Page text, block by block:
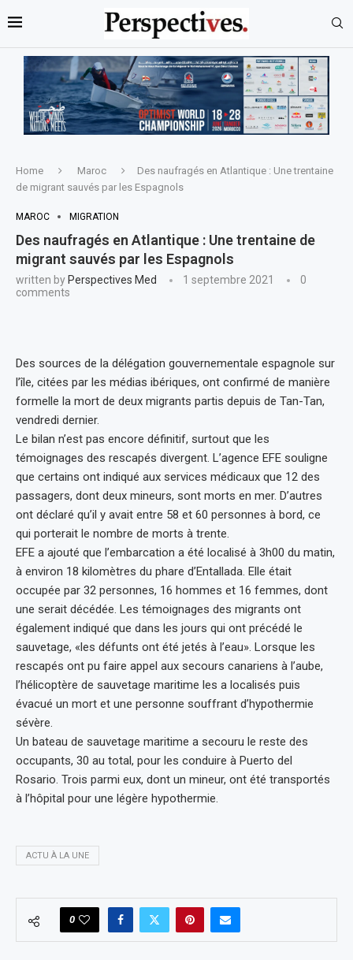
Home Maroc
Des naufragés en Atlantique : Une trentaine
de migrant sauvés par les Espagnols
MAROC MIGRATION
Des naufragés en Atlantique : Une trentaine de
migrant sauvés par les Espagnols
written by Perspectives Med 1 septembre 2021
0
comments
Des sources de la délégation gouvernementale espagnole sur
l’île, citées par les médias ibériques, ont confirmé de manière
formelle la mort de deux migrants partis depuis de Tan-Tan,
vendredi dernier.
Le bilan n’est pas encore définitif, surtout que les
témoignages des rescapés divergent. L’agence EFE souligne
que certains ont indiqué aux services médicaux que 12 des
passagers, dont deux mineurs, sont morts en mer. D’autres
ont déclaré qu’il y avait entre 58 et 60 personnes à bord, ce
qui porterait le nombre de morts à trente.
EFE a ajouté que l’embarcation a été localisé à 3h00 du matin,
à environ 18 kilomètres du phare d’Entallada. Elle était
occupée par 32 personnes, 16 hommes et 16 femmes, dont
une serait décédée. Les témoignages des migrants ont
également indiqué que dans les jours qui ont précédé le
sauvetage, «les défunts ont été jetés à l’eau». Lorsque les
rescapés ont pu faire appel aux secours canariens à l’aube,
l’hélicoptère de sauvetage maritime les a localisés puis
évacué un mort et une personne souffrant d’hypothermie
sévère.
Un bateau de sauvetage maritime a secouru le reste des
occupants, 30 au total, pour les conduire à Puerto del
Rosario. Trois parmi eux, dont un mineur, ont été transportés
à l’hôpital pour une légère hypothermie.
ACTU À LA UNE
0